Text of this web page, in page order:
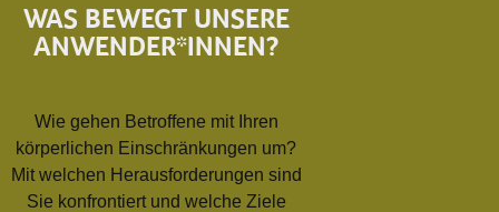
WAS BEWEGT UNSERE
ANWENDER*INNEN?
Wie gehen Betroffene mit Ihren
körperlichen Einschränkungen um?
Mit welchen Herausforderungen sind
Sie konfrontiert und welche Ziele